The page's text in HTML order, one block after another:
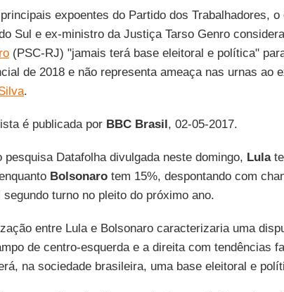
expoentes do Partido dos Trabalhadores,
Sul e ex-ministro da Justiça Tarso Genro
(PSC-RJ) "jamais terá base eleitoral e política"
de 2018 e não representa ameaça nas urnas ao
.
é publicada por BBC Brasil, 02-05-2017.
pesquisa Datafolha divulgada neste domingo, Lula
Bolsonarotem 15%, despontando com
segundo turno no pleito do próximo ano.
entre Lula e Bolsonaro caracterizaria uma
de centro-esquerda e a direita com tendências
na sociedade brasileira, uma base eleitoral e